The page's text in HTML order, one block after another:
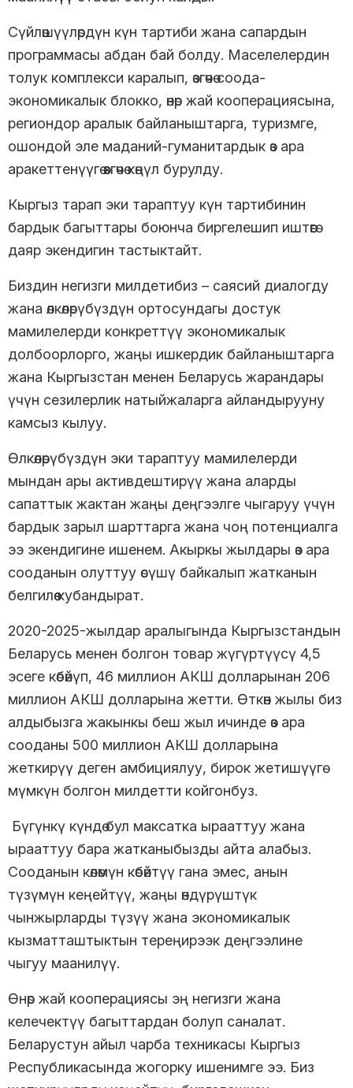
Сүйлөшүүлөрдүн күн тартиби жана сапардын
программасы абдан бай болду. Маселелердин
толук комплекси каралып, өзгөчө соода-
экономикалык блокко, өнөр жай кооперациясына,
региондор аралык байланыштарга, туризмге,
ошондой эле маданий-гуманитардык өз ара
аракеттенүүгө өзгөчө көңүл бурулду.
Кыргыз тарап эки тараптуу күн тартибинин
бардык багыттары боюнча биргелешип иштөөгө
даяр экендигин тастыктайт.
Биздин негизги милдетибиз – саясий диалогду
жана өлкөлөрүбүздүн ортосундагы достук
мамилелерди конкреттүү экономикалык
долбоорлорго, жаңы ишкердик байланыштарга
жана Кыргызстан менен Беларусь жарандары
үчүн сезилерлик натыйжаларга айландырууну
камсыз кылуу.
Өлкөлөрүбүздүн эки тараптуу мамилелерди
мындан ары активдештирүү жана аларды
сапаттык жактан жаңы деңгээлге чыгаруу үчүн
бардык зарыл шарттарга жана чоң потенциалга
ээ экендигине ишенем. Акыркы жылдары өз ара
сооданын олуттуу өсүшү байкалып жатканын
белгилөө кубандырат.
2020-2025-жылдар аралыгында Кыргызстандын
Беларусь менен болгон товар жүгүртүүсү 4,5
эсеге көбөйүп, 46 миллион АКШ долларынан 206
миллион АКШ долларына жетти. Өткөн жылы биз
алдыбызга жакынкы беш жыл ичинде өз ара
сооданы 500 миллион АКШ долларына
жеткирүү деген амбициялуу, бирок жетишүүгө
мүмкүн болгон милдетти койгонбуз.
Бүгүнкү күндө бул максатка ырааттуу жана
ырааттуу бара жатканыбызды айта алабыз.
Сооданын көлөмүн көбөйтүү гана эмес, анын
түзүмүн кеңейтүү, жаңы өндүрүштүк
чынжырларды түзүү жана экономикалык
кызматташтыктын тереңирээк деңгээлине
чыгуу маанилүү.
Өнөр жай кооперациясы эң негизги жана
келечектүү багыттардан болуп саналат.
Беларустун айыл чарба техникасы Кыргыз
Республикасында жогорку ишенимге ээ. Биз